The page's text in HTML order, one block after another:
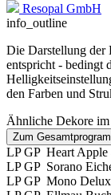
Resopal GmbH
info_outline
Die Darstellung der
entspricht - bedingt
den Farben und
Ähnliche Dekore im
Zum
LP GP Heart Apple
LP GP Sorano
LP GP Mono